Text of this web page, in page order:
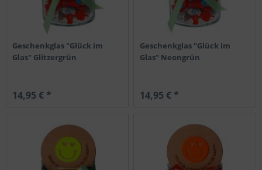
Geschenkglas "Glück im
Glas" Glitzergrün
14,95 € *
Geschenkglas "Glück im
Glas" Neongrün
14,95 € *